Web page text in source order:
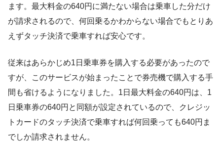
ます。最大料金の640円に満たない場合は乗車した分だけ
が請求されるので、何回乗るかわからない場合でもとりあ
えずタッチ決済で乗車すれば安心です。
従来はあらかじめ1日乗車券を購入する必要があったので
すが、このサービスが始まったことで券売機で購入する手
間も省けるようになりました。1日最大料金の640円は、1
日乗車券の640円と同額が設定されているので、クレジッ
トカードのタッチ決済で乗車すれば何回乗っても640円ま
でしか請求されません。